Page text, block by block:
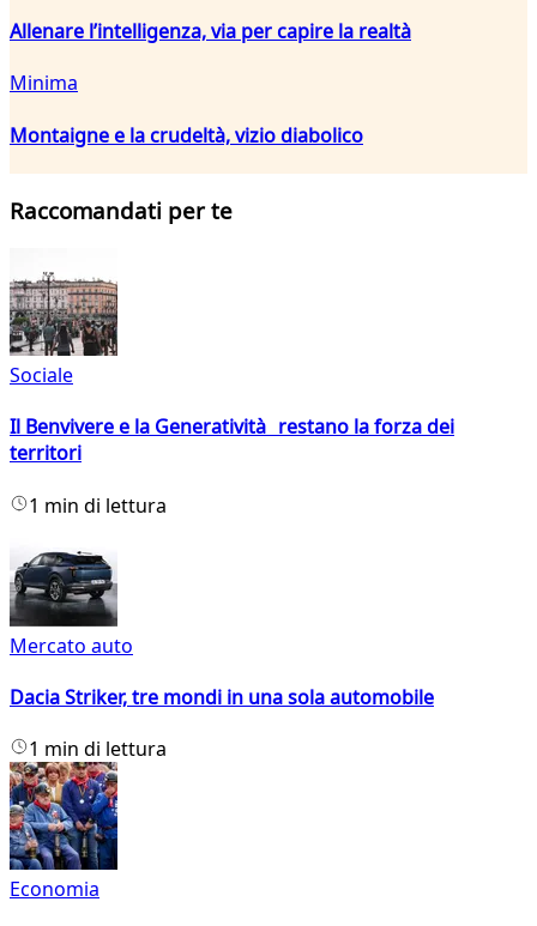
Allenare l’intelligenza, via per capire la realtà
Minima
Montaigne e la crudeltà, vizio diabolico
Raccomandati per te
Sociale
Il Benvivere e la Generatività restano la forza dei
territori
1 min di lettura
Mercato auto
Dacia Striker, tre mondi in una sola automobile
1 min di lettura
Economia